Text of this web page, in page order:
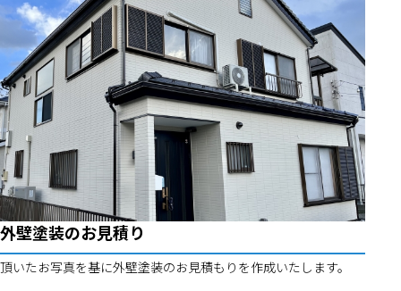
外壁塗装のお見積り
頂いたお写真を基に外壁塗装のお見積もりを作成いたします。